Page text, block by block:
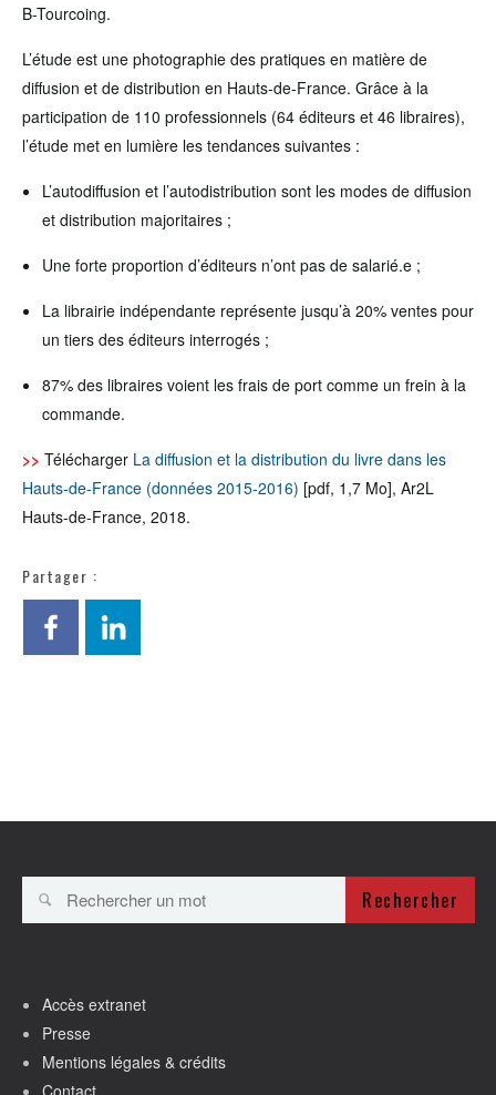
B-Tourcoing.
L’étude est une photographie des pratiques en matière de
diffusion et de distribution en Hauts-de-France. Grâce à la
participation de 110 professionnels (64 éditeurs et 46 libraires),
l’étude met en lumière les tendances suivantes :
L’autodiffusion et l’autodistribution sont les modes de diffusion
et distribution majoritaires ;
Une forte proportion d’éditeurs n’ont pas de salarié.e ;
La librairie indépendante représente jusqu’à 20% ventes pour
un tiers des éditeurs interrogés ;
87% des libraires voient les frais de port comme un frein à la
commande.
>> Télécharger La diffusion et la distribution du livre dans les
Hauts-de-France (données 2015-2016) [pdf, 1,7 Mo], Ar2L
Hauts-de-France, 2018.
Partager :
Rechercher
Accès extranet
Presse
Mentions légales & crédits
Contact